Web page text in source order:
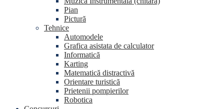
Pian
Pictură
Tehnice
Automodele
Grafica asistata de calculator
Informatică
Karting
Matematică distractivă
Orientare turistică
Prietenii pompierilor
Robotica